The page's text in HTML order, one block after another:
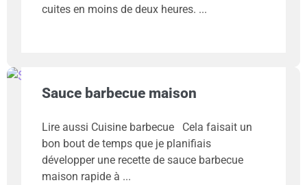
cuites en moins de deux heures.
Sauce barbecue maison
Lire aussi Cuisine barbecue Cela faisait un
bon bout de temps que je planifiais
développer une recette de sauce barbecue
maison rapide à